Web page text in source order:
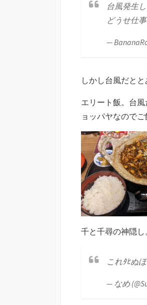
台風発生
どうせ仕
—
しかし台風だと
エリート飯。台
ョッパヤなので
千と千尋の神隠し
これﾀﾋぬ
— なめ